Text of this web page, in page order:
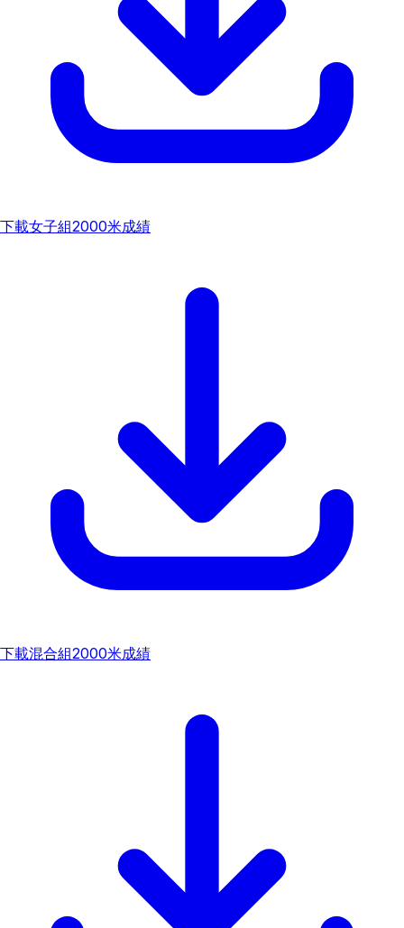
下載女子組2000米成績
下載混合組2000米成績